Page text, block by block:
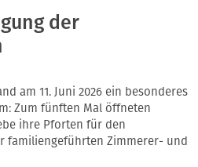
der
am 11. Juni 2026 ein besonderes
Zum fünften Mal öffneten
ihre Pforten für den
familiengeführten Zimmerer- und